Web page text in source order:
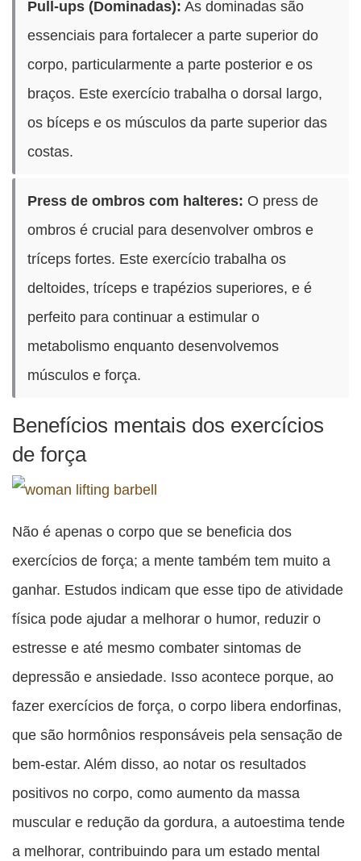
Pull-ups (Dominadas): As dominadas são
essenciais para fortalecer a parte superior do
corpo, particularmente a parte posterior e os
braços. Este exercício trabalha o dorsal largo,
os bíceps e os músculos da parte superior das
costas.
Press de ombros com halteres: O press de
ombros é crucial para desenvolver ombros e
tríceps fortes. Este exercício trabalha os
deltoides, tríceps e trapézios superiores, e é
perfeito para continuar a estimular o
metabolismo enquanto desenvolvemos
músculos e força.
Benefícios mentais dos exercícios
de força
Não é apenas o corpo que se beneficia dos
exercícios de força; a mente também tem muito a
ganhar. Estudos indicam que esse tipo de atividade
física pode ajudar a melhorar o humor, reduzir o
estresse e até mesmo combater sintomas de
depressão e ansiedade. Isso acontece porque, ao
fazer exercícios de força, o corpo libera endorfinas,
que são hormônios responsáveis pela sensação de
bem-estar. Além disso, ao notar os resultados
positivos no corpo, como aumento da massa
muscular e redução da gordura, a autoestima tende
a melhorar, contribuindo para um estado mental